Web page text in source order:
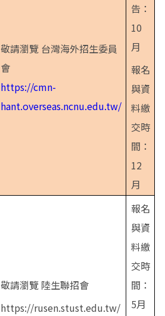
敬請瀏覽 台灣海外招生委員
會
https://cmn-
hant.overseas.ncnu.edu.tw/
告：
10
月
報名
與資
料繳
交時
間：
12
月
敬請瀏覽 陸生聯招會
https://rusen.stust.edu.tw/
報名
與資
料繳
交時
間：
5月